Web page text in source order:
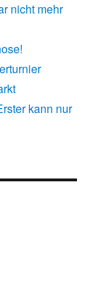
nicht mehr
kann nur